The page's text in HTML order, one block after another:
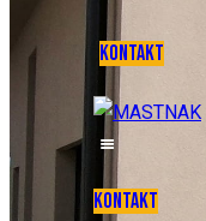
KONTAKT
KONTAKT